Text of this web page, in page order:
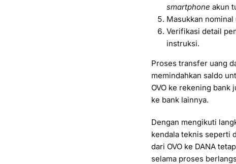
smartphone akun
Masukkan
Verifikasi detail
instruksi.
Proses transfer uang
memindahkan saldo
OVO ke rekening bank
ke bank lainnya.
Dengan mengikuti
kendala teknis seperti
dari OVO ke DANA
selama proses